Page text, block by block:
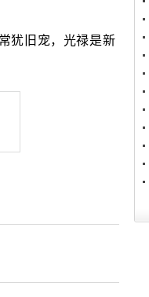
犹旧宠，光禄是新